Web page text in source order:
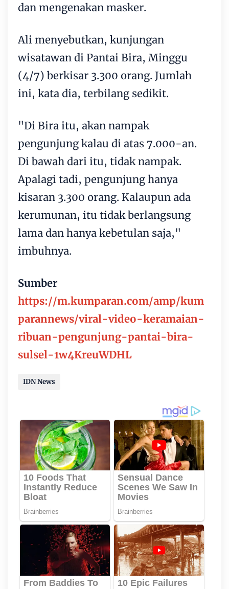
dan mengenakan masker.
Ali menyebutkan, kunjungan
wisatawan di Pantai Bira, Minggu
(4/7) berkisar 3.300 orang. Jumlah
ini, kata dia, terbilang sedikit.
"Di Bira itu, akan nampak
pengunjung kalau di atas 7.000-an.
Di bawah dari itu, tidak nampak.
Apalagi tadi, pengunjung hanya
kisaran 3.300 orang. Kalaupun ada
kerumunan, itu tidak berlangsung
lama dan hanya kebetulan saja,"
imbuhnya.
Sumber
https://m.kumparan.com/amp/kum
parannews/viral-video-keramaian-
ribuan-pengunjung-pantai-bira-
sulsel-1w4KreuWDHL
IDN News